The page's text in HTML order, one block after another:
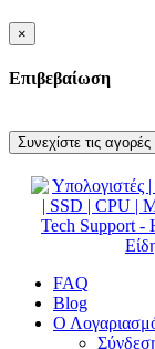
×
Επιβεβαίωση
Συνεχίστε τις
FAQ
Blog
Ο